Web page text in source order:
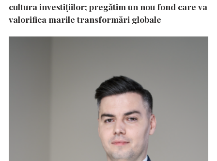
cultura investițiilor; pregătim un nou fond care va
valorifica marile transformări globale